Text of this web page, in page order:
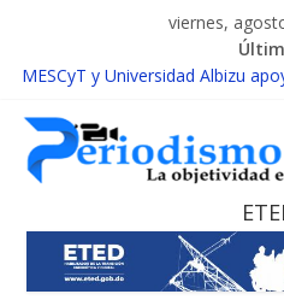
viernes,
MESCyT y Universidad Albizu
MESCyT presenta calendario de
Educación
INAFOCAM obtiene
Premios Latam Digital 2026
15 de febrero de cada año es
cáncer infantil
EL ENFOQUE UNILATERAL DE